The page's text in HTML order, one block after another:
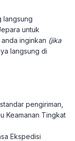
langsung
untuk
inginkan (jika
langsung di
pengiriman,
Keamanan Tingkat
Ekspedisi